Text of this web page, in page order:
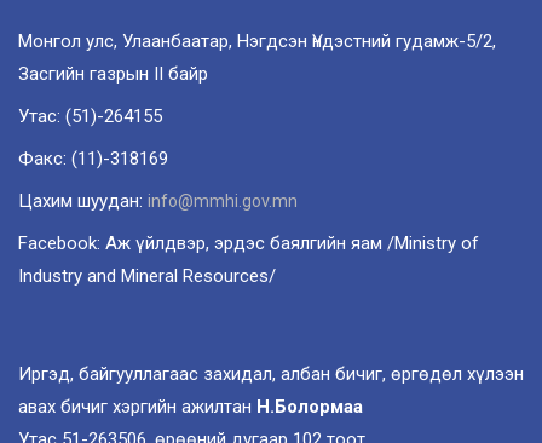
Монгол улс, Улаанбаатар, Нэгдсэн Үндэстний гудамж-5/2,
Засгийн газрын II байр
Утас: (51)-264155
Факс: (11)-318169
Цахим шуудан: info@mmhi.gov.mn
Facebook: Аж үйлдвэр, эрдэс баялгийн яам /Ministry of
Industry and Mineral Resources/
Иргэд, байгууллагаас захидал, албан бичиг, өргөдөл хүлээн
авах бичиг хэргийн ажилтан Н.Болормаа